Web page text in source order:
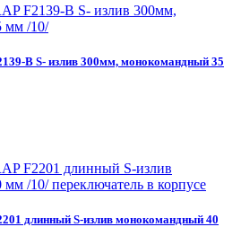
B S- излив 300мм, монокомандный 35
длинный S-излив монокомандный 40